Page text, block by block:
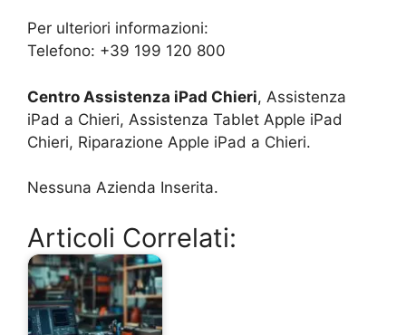
Per ulteriori informazioni:
Telefono: +39 199 120 800
Centro Assistenza iPad Chieri, Assistenza
iPad a Chieri, Assistenza Tablet Apple iPad
Chieri, Riparazione Apple iPad a Chieri.
Nessuna Azienda Inserita.
Articoli Correlati: